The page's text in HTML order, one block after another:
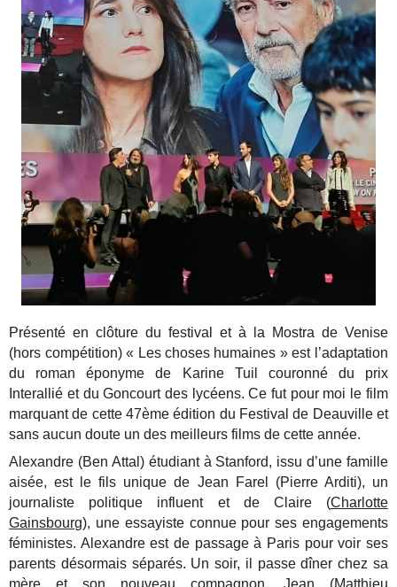
Présenté en clôture du festival et à la Mostra de Venise
(hors compétition) « Les choses humaines » est l’adaptation
du roman éponyme de Karine Tuil couronné du prix
Interallié et du Goncourt des lycéens. Ce fut pour moi le film
marquant de cette 47ème édition du Festival de Deauville et
sans aucun doute un des meilleurs films de cette année.
Alexandre (Ben Attal) étudiant à Stanford, issu d’une famille
aisée, est le fils unique de Jean Farel (Pierre Arditi), un
journaliste politique influent et de Claire (Charlotte
Gainsbourg), une essayiste connue pour ses engagements
féministes. Alexandre est de passage à Paris pour voir ses
parents désormais séparés. Un soir, il passe dîner chez sa
mère et son nouveau compagnon, Jean (Matthieu